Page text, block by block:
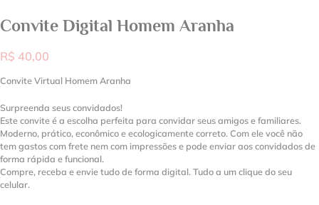
Convite Digital Homem Aranha
R$ 40,00
Convite Virtual Homem Aranha
Surpreenda seus convidados!
Este convite é a escolha perfeita para convidar seus amigos e familiares.
Moderno, prático, econômico e ecologicamente correto. Com ele você não
tem gastos com frete nem com impressões e pode enviar aos convidados de
forma rápida e funcional.
Compre, receba e envie tudo de forma digital. Tudo a um clique do seu
celular.